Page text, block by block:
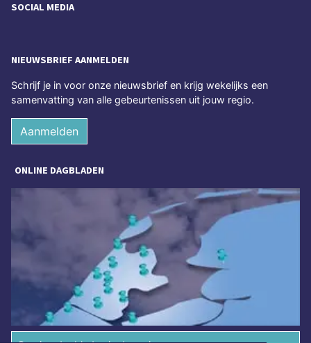
SOCIAL MEDIA
NIEUWSBRIEF AANMELDEN
Schrijf je in voor onze nieuwsbrief en krijg wekelijks een
samenvatting van alle gebeurtenissen uit jouw regio.
Aanmelden
ONLINE DAGBLADEN